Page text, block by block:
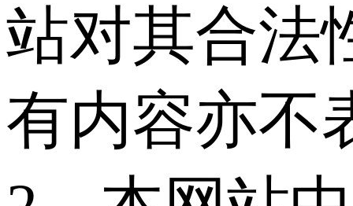
站对其合法
有内容亦不